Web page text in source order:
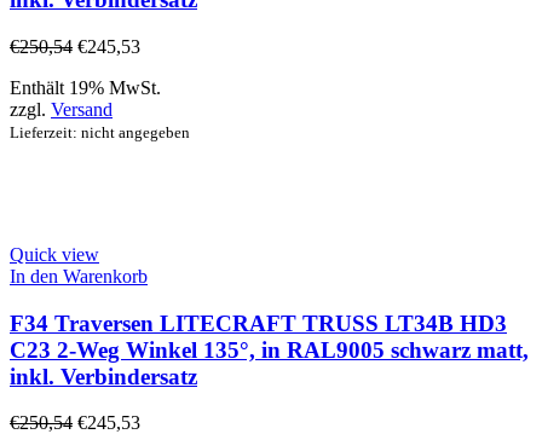
€250,54 €245,53
Enthält 19% MwSt.
zzgl. Versand
Lieferzeit: nicht angegeben
Quick view
In den Warenkorb
F34 Traversen LITECRAFT TRUSS LT34B HD3
C23 2-Weg Winkel 135°, in RAL9005 schwarz matt,
inkl. Verbindersatz
€250,54 €245,53